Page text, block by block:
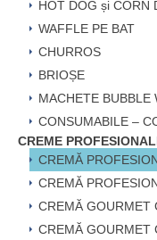
HOT DOG și CORN
WAFFLE PE BAT
CHURROS
BRIOȘE
MACHETE BUBBLE
CONSUMABILE –
CREME
CREMĂ
CREMĂ
CREMĂ GOURMET
CREMĂ GOURMET